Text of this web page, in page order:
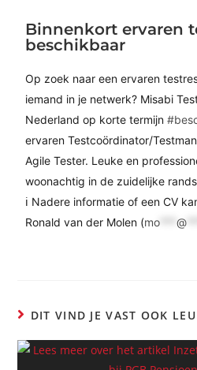
Binnenkort ervaren
beschikbaar
Op zoek naar een ervaren
iemand in je netwerk? Misabi
Nederland op korte termijn
ervaren Testcoördinator/
Agile Tester. Leuke en
woonachtig in de zuidelijke
ℹ Nadere informatie of een CV
Ronald van der Molen (mo ***@
DIT VIND JE VAST OOK